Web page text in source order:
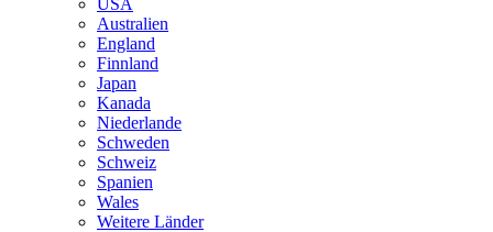
USA
Australien
England
Finnland
Japan
Kanada
Niederlande
Schweden
Schweiz
Spanien
Wales
Weitere Länder